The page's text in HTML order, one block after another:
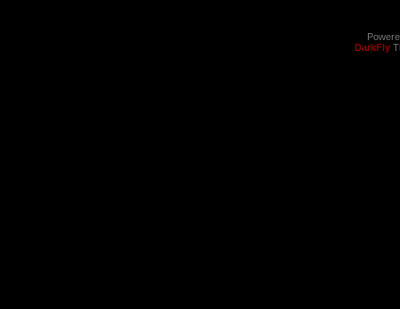
DarkFly